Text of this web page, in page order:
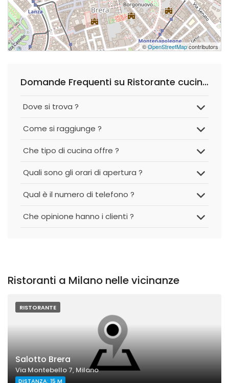
©OpenStreetMapcontributors
Domande Frequenti su Ristorante cucina giapponese Satokina
Dove si trova ?
Come si raggiunge ?
Che tipo di cucina offre ?
Quali sono gli orari di apertura ?
Qual è il numero di telefono ?
Che opinione hanno i clienti ?
Ristoranti a Milano nelle vicinanze
RISTORANTE
Salotto Brera
Via Montebello 7, Milano
DISTANZA: 15 M